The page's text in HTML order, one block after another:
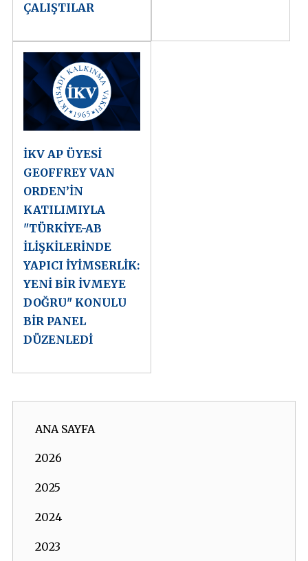
ÇALIŞTILAR
İKV AP ÜYESİ
GEOFFREY VAN
ORDEN’İN
KATILIMIYLA
"TÜRKİYE-AB
İLİŞKİLERİNDE
YAPICI İYİMSERLİK:
YENİ BİR İVMEYE
DOĞRU" KONULU
BİR PANEL
DÜZENLEDİ
ANA SAYFA
2026
2025
2024
2023